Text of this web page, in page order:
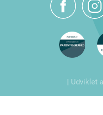
| Udviklet